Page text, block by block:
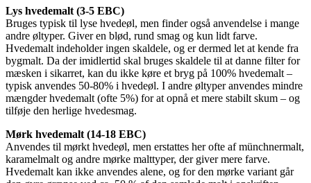
Lys hvedemalt (3-5 EBC)
Bruges typisk til lyse hvedeøl, men finder også anvendelse i mange
andre øltyper. Giver en blød, rund smag og kun lidt farve.
Hvedemalt indeholder ingen skaldele, og er dermed let at kende fra
bygmalt. Da der imidlertid skal bruges skaldele til at danne filter for
mæsken i sikarret, kan du ikke køre et bryg på 100% hvedemalt –
typisk anvendes 50-80% i hvedeøl. I andre øltyper anvendes mindre
mængder hvedemalt (ofte 5%) for at opnå et mere stabilt skum – og
tilføje den herlige hvedesmag.
Mørk hvedemalt (14-18 EBC)
Anvendes til mørkt hvedeøl, men erstattes her ofte af münchnermalt,
karamelmalt og andre mørke malttyper, der giver mere farve.
Hvedemalt kan ikke anvendes alene, og for den mørke variant går